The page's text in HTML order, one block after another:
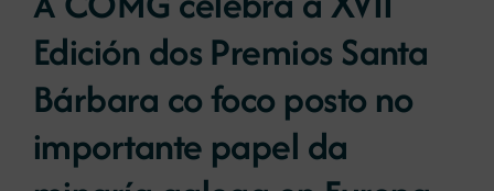
Edición dos Premios Santa
Bárbara co foco posto no
importante papel da